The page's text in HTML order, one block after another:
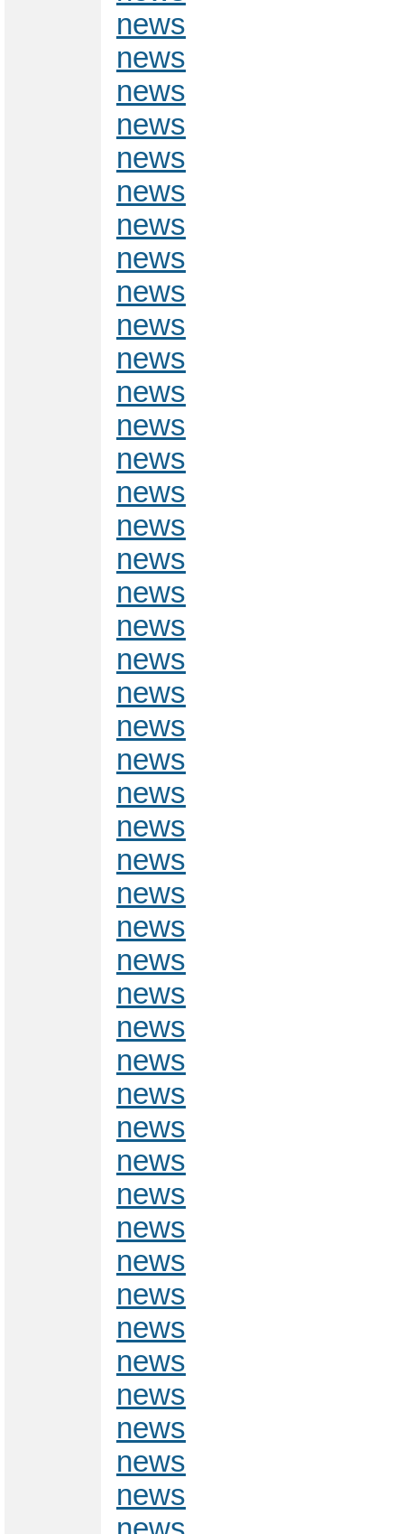
news
news
news
news
news
news
news
news
news
news
news
news
news
news
news
news
news
news
news
news
news
news
news
news
news
news
news
news
news
news
news
news
news
news
news
news
news
news
news
news
news
news
news
news
news